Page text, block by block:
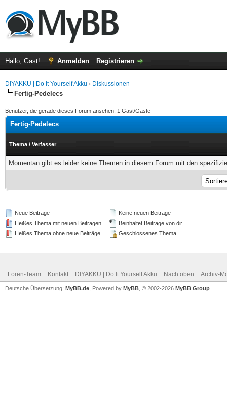
Hallo, Gast! Anmelden Registrieren
DIYAKKU | Do It Yourself Akku › Diskussionen
Fertig-Pedelecs
Benutzer, die gerade dieses Forum ansehen: 1 Gast/Gäste
Fertig-Pedelecs
Thema / Verfasser
Momentan gibt es leider keine Themen in diesem Forum mit den
Neue Beiträge
Heißes Thema mit neuen Beiträgen
Heißes Thema ohne neue Beiträge
Keine neuen Beiträge
Beinhaltet Beiträge von dir
Geschlossenes Thema
Foren-Team Kontakt DIYAKKU | Do It Yourself Akku Nach oben Archiv-
Deutsche Übersetzung: MyBB.de , Powered by MyBB , © 2002-2026 MyBB Group